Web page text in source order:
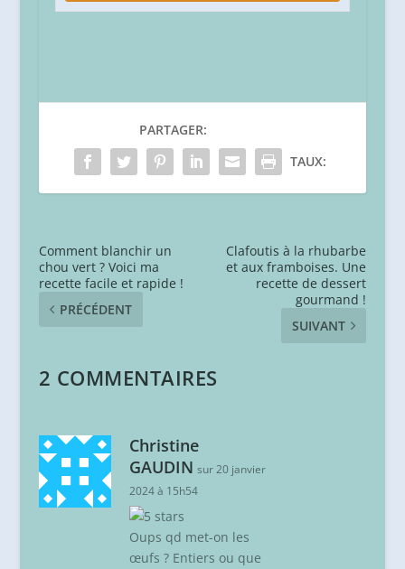
PARTAGER:
TAUX:
Comment blanchir un
chou vert ? Voici ma
recette facile et rapide !
PRÉCÉDENT
Clafoutis à la rhubarbe
et aux framboises. Une
recette de dessert
gourmand !
SUIVANT
2 COMMENTAIRES
Christine
GAUDIN sur 20 janvier
2024 à 15h54
Oups qd met-on les
œufs ? Entiers ou que